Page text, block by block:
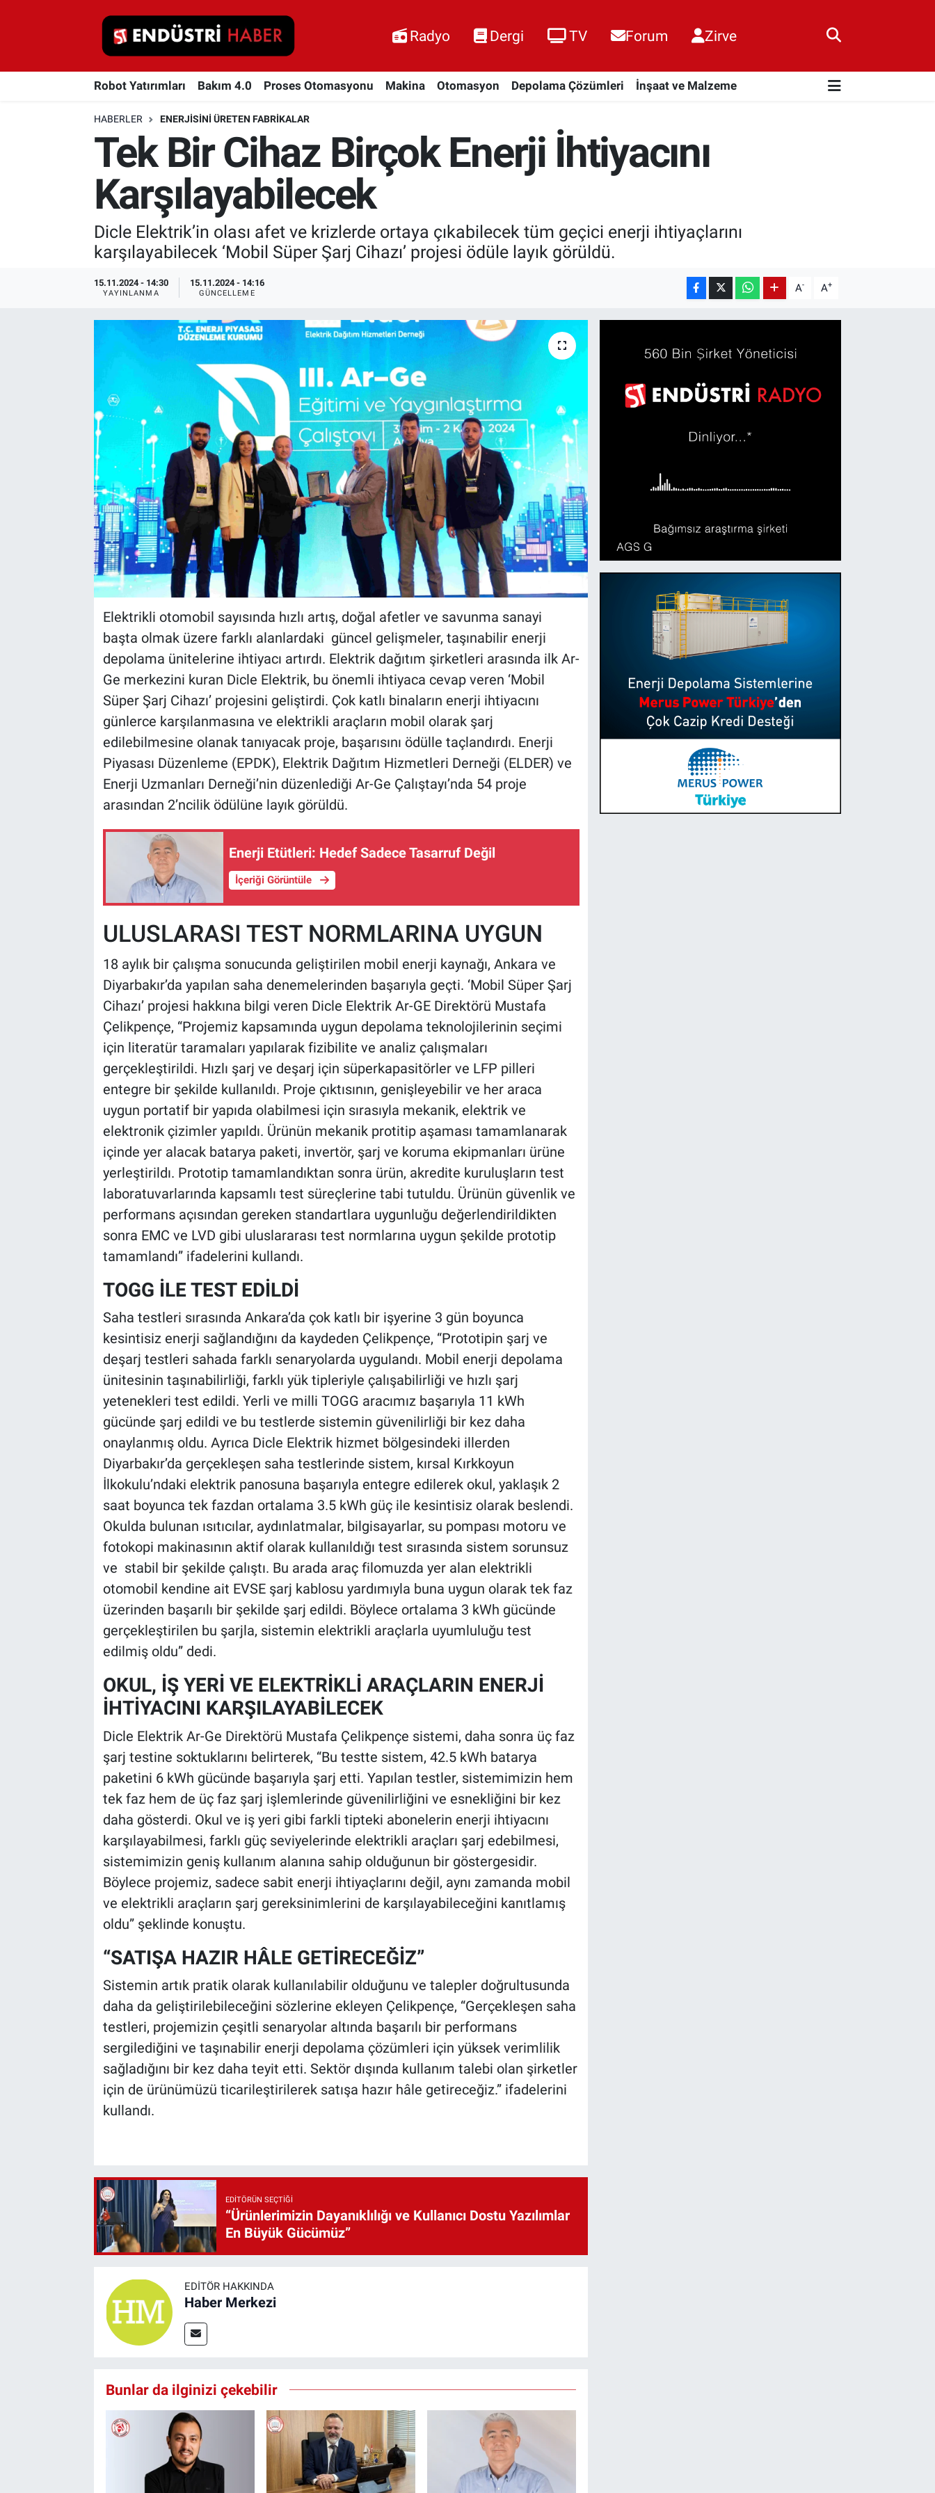
Radyo Dergi TV Forum Zirve
Robot Yatırımları Bakım 4.0 Proses Otomasyonu Makina Otomasyon Depolama Çözümleri İnşaat ve Malzeme
HABERLER ENERJISINI ÜRETEN FABRIKALAR
Tek Bir Cihaz Birçok Enerji İhtiyacını
Karşılayabilecek
Dicle Elektrik’in olası afet ve krizlerde ortaya çıkabilecek tüm geçici enerji ihtiyaçlarını
karşılayabilecek ‘Mobil Süper Şarj Cihazı’ projesi ödüle layık görüldü.
15.11.2024 - 14:30
YAYINLANMA
15.11.2024 - 14:16
GÜNCELLEME A- A+
Elektrikli otomobil sayısında hızlı artış, doğal afetler ve savunma sanayi
başta olmak üzere farklı alanlardaki güncel gelişmeler, taşınabilir enerji
depolama ünitelerine ihtiyacı artırdı. Elektrik dağıtım şirketleri arasında ilk Ar-
Ge merkezini kuran Dicle Elektrik, bu önemli ihtiyaca cevap veren ‘Mobil
Süper Şarj Cihazı’ projesini geliştirdi. Çok katlı binaların enerji ihtiyacını
günlerce karşılanmasına ve elektrikli araçların mobil olarak şarj
edilebilmesine olanak tanıyacak proje, başarısını ödülle taçlandırdı. Enerji
Piyasası Düzenleme (EPDK), Elektrik Dağıtım Hizmetleri Derneği (ELDER) ve
Enerji Uzmanları Derneği’nin düzenlediği Ar-Ge Çalıştayı’nda 54 proje
arasından 2’ncilik ödülüne layık görüldü.
Enerji Etütleri: Hedef Sadece Tasarruf Değil
İçeriği Görüntüle
ULUSLARASI TEST NORMLARINA UYGUN
18 aylık bir çalışma sonucunda geliştirilen mobil enerji kaynağı, Ankara ve
Diyarbakır’da yapılan saha denemelerinden başarıyla geçti. ‘Mobil Süper Şarj
Cihazı’ projesi hakkına bilgi veren Dicle Elektrik Ar-GE Direktörü Mustafa
Çelikpençe, “Projemiz kapsamında uygun depolama teknolojilerinin seçimi
için literatür taramaları yapılarak fizibilite ve analiz çalışmaları
gerçekleştirildi. Hızlı şarj ve deşarj için süperkapasitörler ve LFP pilleri
entegre bir şekilde kullanıldı. Proje çıktısının, genişleyebilir ve her araca
uygun portatif bir yapıda olabilmesi için sırasıyla mekanik, elektrik ve
elektronik çizimler yapıldı. Ürünün mekanik protitip aşaması tamamlanarak
içinde yer alacak batarya paketi, invertör, şarj ve koruma ekipmanları ürüne
yerleştirildı. Prototip tamamlandıktan sonra ürün, akredite kuruluşların test
laboratuvarlarında kapsamlı test süreçlerine tabi tutuldu. Ürünün güvenlik ve
performans açısından gereken standartlara uygunluğu değerlendirildikten
sonra EMC ve LVD gibi uluslararası test normlarına uygun şekilde prototip
tamamlandı” ifadelerini kullandı.
TOGG İLE TEST EDİLDİ
Saha testleri sırasında Ankara’da çok katlı bir işyerine 3 gün boyunca
kesintisiz enerji sağlandığını da kaydeden Çelikpençe, “Prototipin şarj ve
deşarj testleri sahada farklı senaryolarda uygulandı. Mobil enerji depolama
ünitesinin taşınabilirliği, farklı yük tipleriyle çalışabilirliği ve hızlı şarj
yetenekleri test edildi. Yerli ve milli TOGG aracımız başarıyla 11 kWh
gücünde şarj edildi ve bu testlerde sistemin güvenilirliği bir kez daha
onaylanmış oldu. Ayrıca Dicle Elektrik hizmet bölgesindeki illerden
Diyarbakır’da gerçekleşen saha testlerinde sistem, kırsal Kırkkoyun
İlkokulu’ndaki elektrik panosuna başarıyla entegre edilerek okul, yaklaşık 2
saat boyunca tek fazdan ortalama 3.5 kWh güç ile kesintisiz olarak beslendi.
Okulda bulunan ısıtıcılar, aydınlatmalar, bilgisayarlar, su pompası motoru ve
fotokopi makinasının aktif olarak kullanıldığı test sırasında sistem sorunsuz
ve stabil bir şekilde çalıştı. Bu arada araç filomuzda yer alan elektrikli
otomobil kendine ait EVSE şarj kablosu yardımıyla buna uygun olarak tek faz
üzerinden başarılı bir şekilde şarj edildi. Böylece ortalama 3 kWh gücünde
gerçekleştirilen bu şarjla, sistemin elektrikli araçlarla uyumluluğu test
edilmiş oldu” dedi.
OKUL, İŞ YERİ VE ELEKTRİKLİ ARAÇLARIN ENERJİ
İHTİYACINI KARŞILAYABİLECEK
Dicle Elektrik Ar-Ge Direktörü Mustafa Çelikpençe sistemi, daha sonra üç faz
şarj testine soktuklarını belirterek, “Bu testte sistem, 42.5 kWh batarya
paketini 6 kWh gücünde başarıyla şarj etti. Yapılan testler, sistemimizin hem
tek faz hem de üç faz şarj işlemlerinde güvenilirliğini ve esnekliğini bir kez
daha gösterdi. Okul ve iş yeri gibi farkli tipteki abonelerin enerji ihtiyacını
karşılayabilmesi, farklı güç seviyelerinde elektrikli araçları şarj edebilmesi,
sistemimizin geniş kullanım alanına sahip olduğunun bir göstergesidir.
Böylece projemiz, sadece sabit enerji ihtiyaçlarını değil, aynı zamanda mobil
ve elektrikli araçların şarj gereksinimlerini de karşılayabileceğini kanıtlamış
oldu” şeklinde konuştu.
“SATIŞA HAZIR HÂLE GETİRECEĞİZ”
Sistemin artık pratik olarak kullanılabilir olduğunu ve talepler doğrultusunda
daha da geliştirilebileceğini sözlerine ekleyen Çelikpençe, “Gerçekleşen saha
testleri, projemizin çeşitli senaryolar altında başarılı bir performans
sergilediğini ve taşınabilir enerji depolama çözümleri için yüksek verimlilik
sağladığını bir kez daha teyit etti. Sektör dışında kullanım talebi olan şirketler
için de ürünümüzü ticarileştirilerek satışa hazır hâle getireceğiz.” ifadelerini
kullandı.
EDITÖRÜN SEÇTIĞI
“Ürünlerimizin Dayanıklılığı ve Kullanıcı Dostu Yazılımlar
En Büyük Gücümüz”
EDITÖR HAKKINDA
Haber Merkezi
Bunlar da ilginizi çekebilir
Robot Yatırımları
Proses Otomasyonu
Otomasyon
Depolama Çözümleri
İnşaat ve Malzeme
Endüstri 4.0 Uygulamaları
Ağır Sanayi Çözümleri